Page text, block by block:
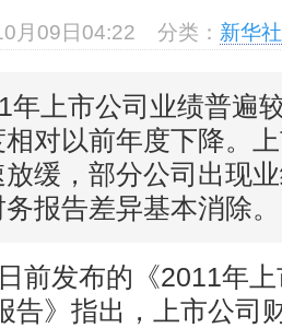
基
恒
月09日04:22 分类： 新华
年上市公司业绩普遍
对以前年度下降。
缓，部分公司出现
报告差异基本消除。
前发布的《2011年
告》指出，上市公司